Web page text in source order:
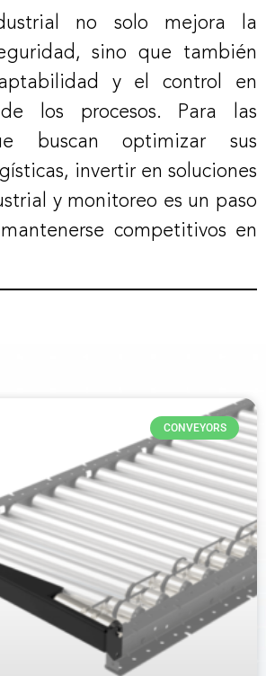
no solo mejora la
sino que también
y el control en
los procesos. Para las
buscan optimizar sus
invertir en soluciones
y monitoreo es un paso
competitivos en
CONVEYORS